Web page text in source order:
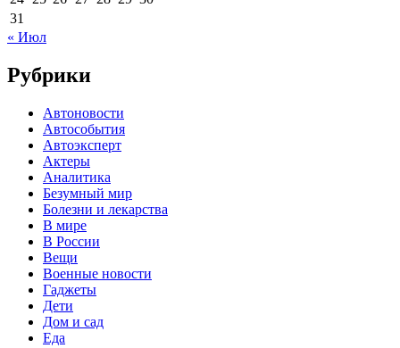
31
« Июл
Рубрики
Автоновости
Автособытия
Автоэксперт
Актеры
Аналитика
Безумный мир
Болезни и лекарства
В мире
В России
Вещи
Военные новости
Гаджеты
Дети
Дом и сад
Еда